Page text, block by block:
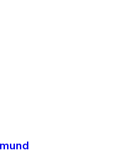
page with a